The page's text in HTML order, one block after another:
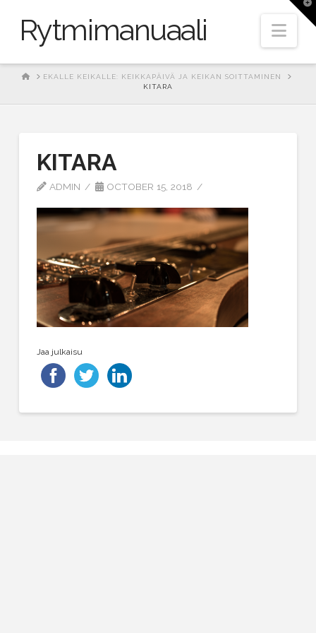
Rytmimanuaali
HOMEEKALLE KEIKALLE: KEIKKAPÄIVÄ JA KEIKAN SOITTAMINEN
KITARA
KITARA
ADMIN OCTOBER 15, 2018
Jaa julkaisu